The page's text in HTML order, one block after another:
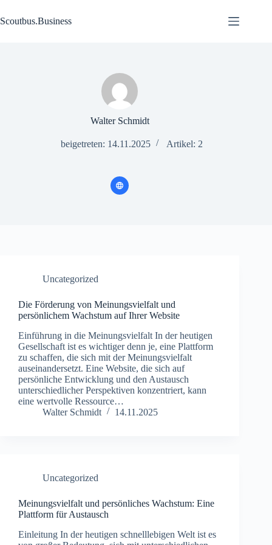
Inhalt
springen
Scoutbus.Business
Walter Schmidt
beigetreten: 14.11.2025 Artikel: 2
Uncategorized
Die Förderung von Meinungsvielfalt und
persönlichem Wachstum auf Ihrer Website
Einführung in die Meinungsvielfalt In der heutigen
Gesellschaft ist es wichtiger denn je, eine Plattform
zu schaffen, die sich mit der Meinungsvielfalt
auseinandersetzt. Eine Website, die sich auf
persönliche Entwicklung und den Austausch
unterschiedlicher Perspektiven konzentriert, kann
eine wertvolle Ressource…
Walter Schmidt
14.11.2025
Uncategorized
Meinungsvielfalt und persönliches Wachstum: Eine
Plattform für Austausch
Einleitung In der heutigen schnelllebigen Welt ist es